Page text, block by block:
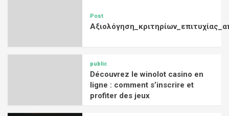
Post
public
Découvrez le winolot casino en
ligne : comment s’inscrire et
profiter des jeux